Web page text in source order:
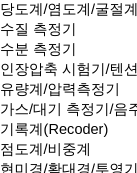
당도계/염도계/굴절계
수질 측정기
수분 측정기
인장압축 시험기/텐
유량계/압력측정기
가스/대기 측정기/음
기록계(Recoder)
점도계/비중계
현미경/확대경/투영기